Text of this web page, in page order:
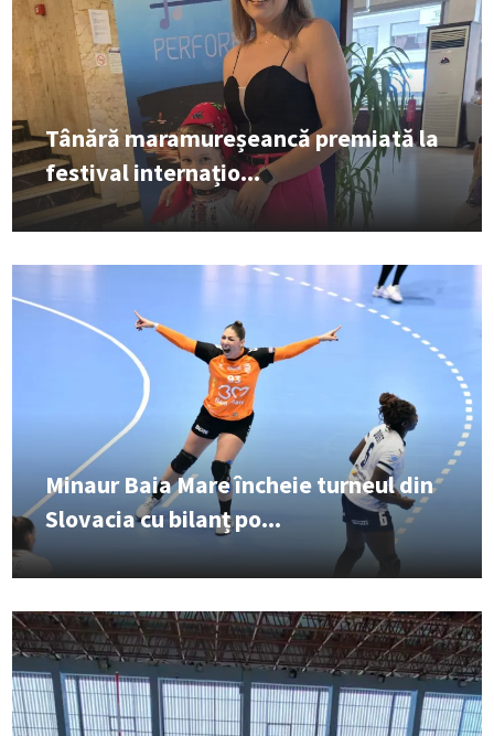
Tânără maramureșeancă premiată la
festival internațio...
Minaur Baia Mare încheie turneul din
Slovacia cu bilanț po...